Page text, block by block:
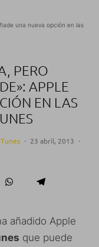
una nueva opción en las
PERO
APPLE
EN LAS
iTunes · 23 abril, 2013 ·
añadido Apple
que puede